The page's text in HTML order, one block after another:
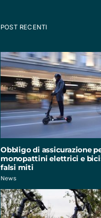
POST RECENTI
Obbligo di assicurazione
monopattini elettrici e
falsi miti
News